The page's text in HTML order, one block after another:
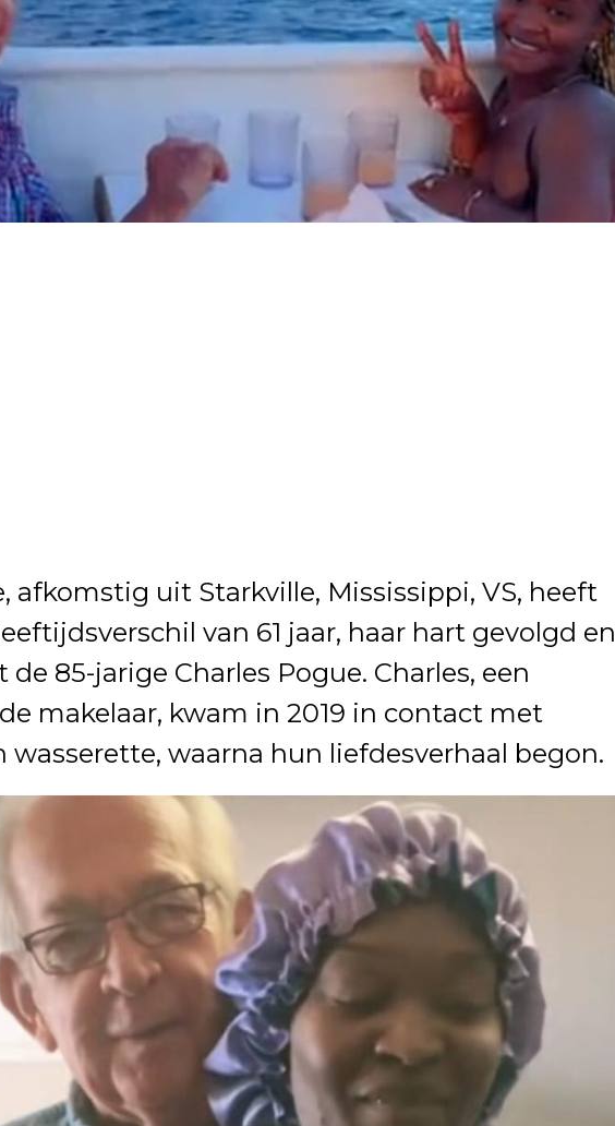
afkomstig uit Starkville, Mississippi, VS, heeft
van 61 jaar, haar hart gevolgd en
85-jarige Charles Pogue. Charles, een
makelaar, kwam in 2019 in contact met
wasserette, waarna hun liefdesverhaal begon.